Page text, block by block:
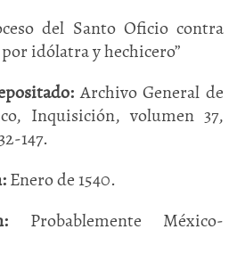
del Santo Oficio contra
idólatra y hechicero”
Archivo General de
Inquisición, volumen 37,
147.
Enero de 1540.
Probablemente México-